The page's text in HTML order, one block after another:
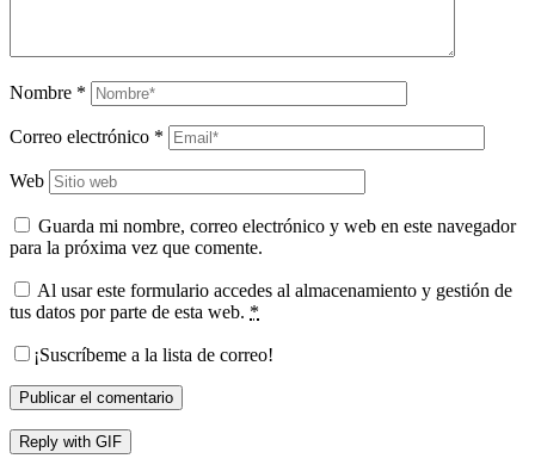
Nombre *
Correo electrónico *
Web
Guarda mi nombre, correo electrónico y web en este navegador
para la próxima vez que comente.
Al usar este formulario accedes al almacenamiento y gestión de
tus datos por parte de esta web. *
¡Suscríbeme a la lista de correo!
Publicar el comentario
Reply with GIF